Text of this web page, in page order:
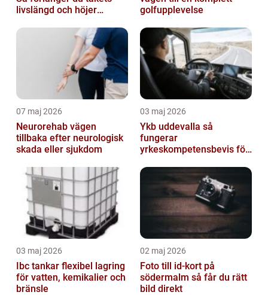
livslängd och höjer
golfupplevelse
07 maj 2026
Neurorehab vägen
tillbaka efter neurologisk
skada eller sjukdom
03 maj 2026
Ykb uddevalla så
fungerar
yrkeskompetensbevis för
03 maj 2026
Ibc tankar flexibel lagring
för vatten, kemikalier och
bränsle
02 maj 2026
Foto till id-kort på
södermalm så får du rätt
bild direkt